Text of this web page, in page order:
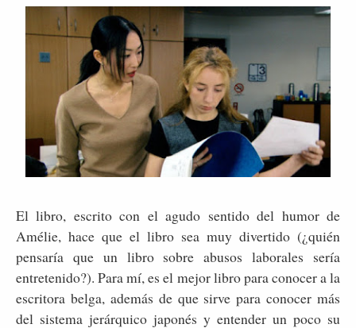
El libro, escrito con el agudo sentido del humor de
Amélie, hace que el libro sea muy divertido (¿quién
pensaría que un libro sobre abusos laborales sería
entretenido?). Para mí, es el mejor libro para conocer a la
escritora belga, además de que sirve para conocer más
del sistema jerárquico japonés y entender un poco su